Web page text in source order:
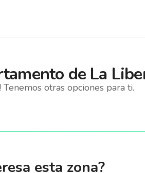
de La
otras opciones para ti.
esta zona?